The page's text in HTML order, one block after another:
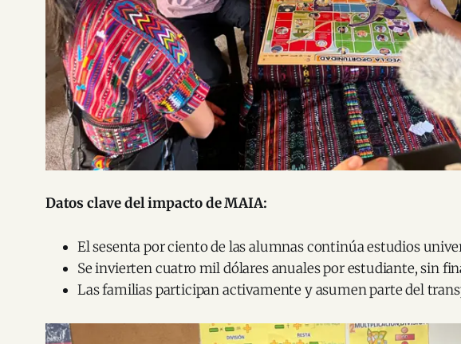
Datos clave del impacto de MAIA:
El sesenta por ciento de las alumnas continúa estudios
Se invierten cuatro mil dólares anuales por estudiante, sin
Las familias participan activamente y asumen parte del